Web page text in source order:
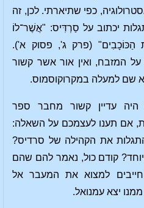
כפי שתיארתי. לכן, זה
יכתוב על סַרְדִּיס: "אֲשֶׁר־לוֹ
הַכּוֹכָבִים" (פרק ג', פסוק א').
על המזבח, ואין אור אשר קשור
שם למעלה במקרוקוסמוס.
היה עדיין קשור מחבר ספר
אם תענו לעצמכם על השאלה:
את הקהילה של סרדיס?
קודם כול, נאמר להם שהם
חייבים למצוא את המעבר אל
יצא עמנואל.